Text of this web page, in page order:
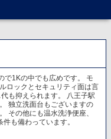
1Kの中でも広めです。 モ
ロックとセキュリティ面は言
も抑えられます。 八王子駅
独立洗面台もございますの
その他にも温水洗浄便座、
も備わっています。